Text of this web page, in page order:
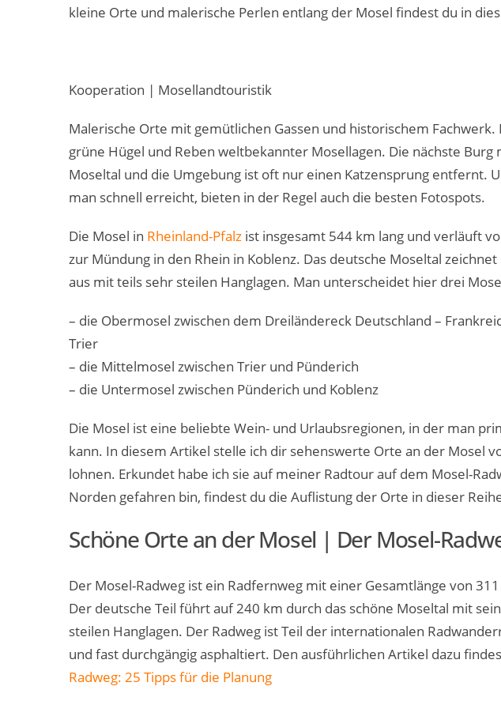
kleine Orte und malerische Perlen entlang der Mosel findest du in
Kooperation | Mosellandtouristik
Malerische Orte mit gemütlichen Gassen und historischem
grüne Hügel und Reben weltbekannter Mosellagen. Die nächste Burg
Moseltal und die Umgebung ist oft nur einen Katzensprung entfernt.
man schnell erreicht, bieten in der Regel auch die besten Fotospots.
Die Mosel in Rheinland-Pfalz ist insgesamt 544 km lang und verläuft
zur Mündung in den Rhein in Koblenz. Das deutsche Moseltal
aus mit teils sehr steilen Hanglagen. Man unterscheidet hier drei
– die Obermosel zwischen dem Dreiländereck Deutschland –
Trier
– die Mittelmosel zwischen Trier und Pünderich
– die Untermosel zwischen Pünderich und Koblenz
Die Mosel ist eine beliebte Wein- und Urlaubsregionen, in der man
kann. In diesem Artikel stelle ich dir sehenswerte Orte an der Mosel
lohnen. Erkundet habe ich sie auf meiner Radtour auf dem Mosel-
Norden gefahren bin, findest du die Auflistung der Orte in dieser
Schöne Orte an der Mosel | Der Mosel-
Der Mosel-Radweg ist ein Radfernweg mit einer Gesamtlänge von
Der deutsche Teil führt auf 240 km durch das schöne Moseltal mit
steilen Hanglagen. Der Radweg ist Teil der internationalen
und fast durchgängig asphaltiert. Den ausführlichen Artikel dazu
Radweg: 25 Tipps für die Planung